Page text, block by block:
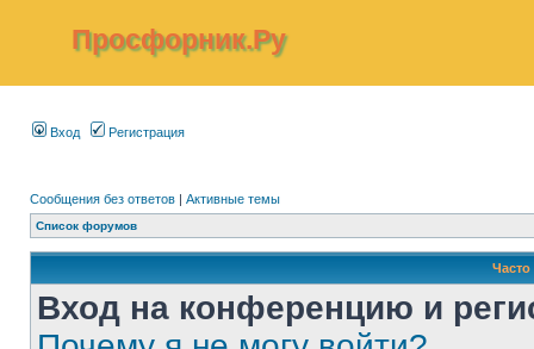
Просфорник.Ру
Вход Регистрация
Сообщения без ответов | Активные темы
Список форумов
Вход на конференцию и